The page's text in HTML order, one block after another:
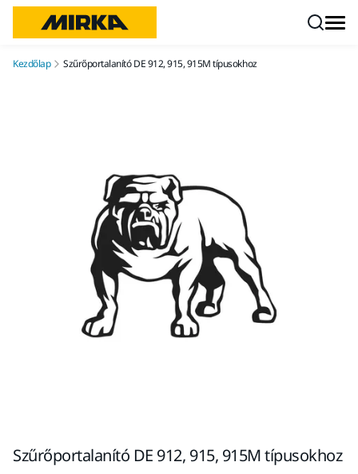
Kezdőlap Szűrőportalanító DE 912, 915, 915M típusokhoz
Szűrőportalanító DE 912, 915, 915M típusokhoz